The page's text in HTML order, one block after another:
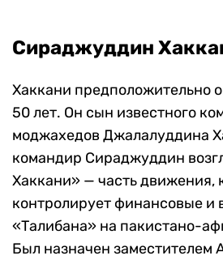
Сираджуддин
Хаккани предположительно
50 лет. Он сын известного
моджахедов Джалалуддина
командир Сираджуддин
Хаккани» — часть движения,
контролирует финансовые и
«Талибана» на пакистано-
Был назначен заместителем